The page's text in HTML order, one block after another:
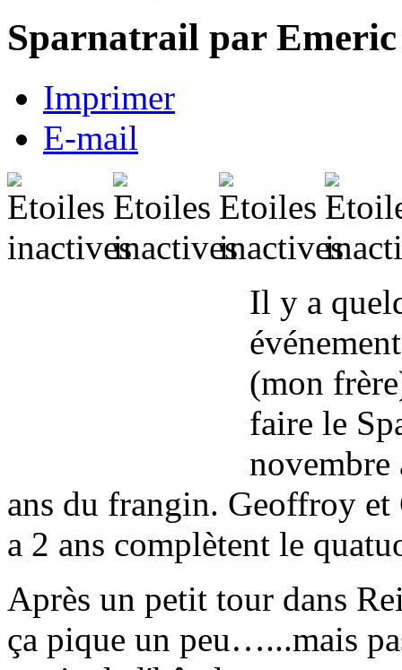
Sparnatrail par Emeric
Imprimer
E-mail
Il y a
(mon
faire le
novembre
ans du frangin. Geoffroy
a 2 ans complètent le
Après un petit tour dans
ça pique un peu…...mais